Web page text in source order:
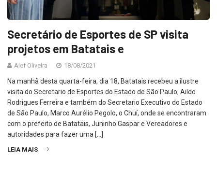
Secretário de Esportes de SP visita
projetos em Batatais e
Alef Oliveira 18/08/2021
Na manhã desta quarta-feira, dia 18, Batatais recebeu a ilustre
visita do Secretario de Esportes do Estado de São Paulo, Aildo
Rodrigues Ferreira e também do Secretario Executivo do Estado
de São Paulo, Marco Aurélio Pegolo, o Chuí, onde se encontraram
com o prefeito de Batatais, Juninho Gaspar e Vereadores e
autoridades para fazer uma […]
LEIA MAIS